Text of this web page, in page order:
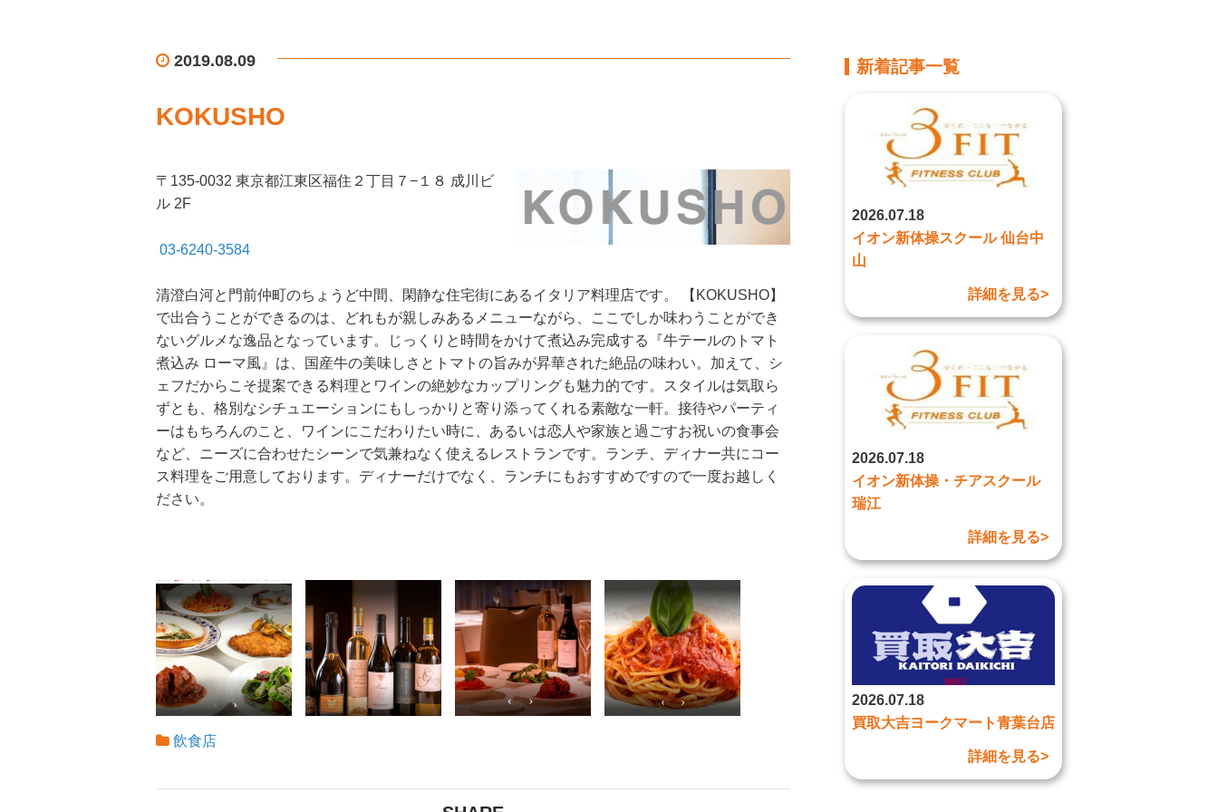
2019.08.09
KOKUSHO
〒135-0032 東京都江東区福住２丁目７−１８ 成川ビ
ル 2F
03-6240-3584
清澄白河と門前仲町のちょうど中間、閑静な住宅街にあるイタリア料理店です。 【KOKUSHO】
で出合うことができるのは、どれもが親しみあるメニューながら、ここでしか味わうことができ
ないグルメな逸品となっています。じっくりと時間をかけて煮込み完成する『牛テールのトマト
煮込み ローマ風』は、国産牛の美味しさとトマトの旨みが昇華された絶品の味わい。加えて、シ
ェフだからこそ提案できる料理とワインの絶妙なカップリングも魅力的です。スタイルは気取ら
ずとも、格別なシチュエーションにもしっかりと寄り添ってくれる素敵な一軒。接待やパーティ
ーはもちろんのこと、ワインにこだわりたい時に、あるいは恋人や家族と過ごすお祝いの食事会
など、ニーズに合わせたシーンで気兼ねなく使えるレストランです。ランチ、ディナー共にコー
ス料理をご用意しております。ディナーだけでなく、ランチにもおすすめですので一度お越しく
ださい。
飲食店
新着記事一覧
2026.07.18
イオン新体操スクール 仙台中
山
詳細を見る>
2026.07.18
イオン新体操・チアスクール
瑞江
詳細を見る>
2026.07.18
買取大吉ヨークマート青葉台店
詳細を見る>